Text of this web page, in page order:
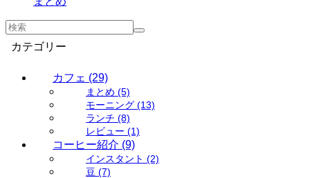
カテゴリー
カフェ (29)
まとめ (5)
モーニング (13)
ランチ (8)
レビュー (1)
コーヒー紹介 (9)
インスタント (2)
豆 (7)